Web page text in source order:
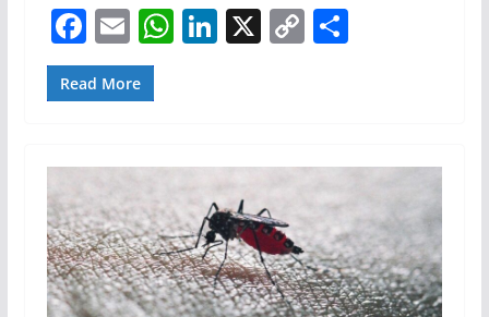
F
ac
e
o
o
k
E
m
ai
W
h
A
p
p
Li
n
dI
n
X C
o
Li
n
k
P
er
Read More